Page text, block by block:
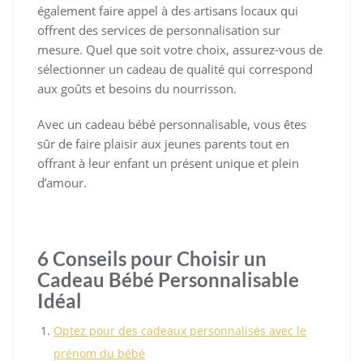
également faire appel à des artisans locaux qui
offrent des services de personnalisation sur
mesure. Quel que soit votre choix, assurez-vous de
sélectionner un cadeau de qualité qui correspond
aux goûts et besoins du nourrisson.
Avec un cadeau bébé personnalisable, vous êtes
sûr de faire plaisir aux jeunes parents tout en
offrant à leur enfant un présent unique et plein
d’amour.
6 Conseils pour Choisir un
Cadeau Bébé Personnalisable
Idéal
Optez pour des cadeaux personnalisés avec le
prénom du bébé